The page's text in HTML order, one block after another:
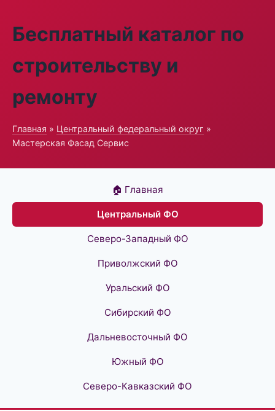
Бесплатный каталог по
строительству и
ремонту
Главная » Центральный федеральный округ »
Мастерская Фасад Сервис
🏠 Главная
Центральный ФО
Северо-Западный ФО
Приволжский ФО
Уральский ФО
Сибирский ФО
Дальневосточный ФО
Южный ФО
Северо-Кавказский ФО